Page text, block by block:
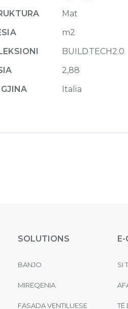
Mat
m2
BUILDTECH2.0
2,88
Italia
SOLUTIONS
BANJO
MIRËQENIA
FASADA VENTILUESE
E-
SI
TË